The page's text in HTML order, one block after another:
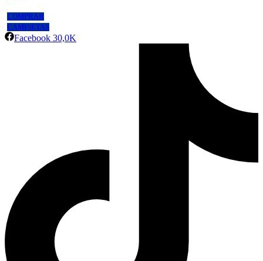
COMPRAR
CAMISETAS
Facebook 30,0K